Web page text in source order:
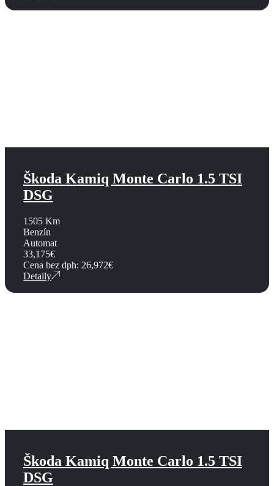
Škoda Kamiq Monte Carlo 1.5 TSI
DSG
1505 Km
Benzín
Automat
33,175€
Cena bez dph: 26,972€
Detaily
Škoda Kamiq Monte Carlo 1.5 TSI
DSG